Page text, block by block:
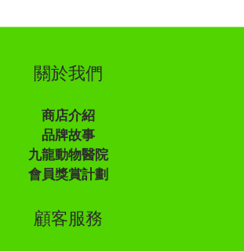
關於我們
商店介紹
品牌故事
九龍動物醫院
會員獎賞計劃
顧客服務